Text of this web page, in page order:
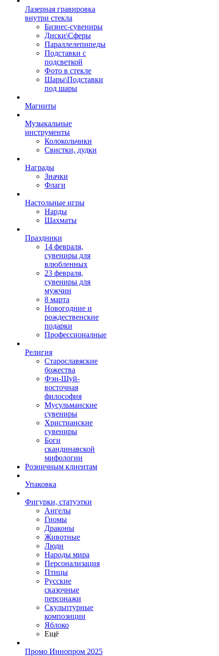
Лазерная гравировка
внутри стекла
Бизнес-сувениры
Диски\Сферы
Параллелепипеды
Подставки с
подсветкой
Фото в стекле
Шары\Подставки
под шары
Магниты
Музыкальные
инструменты
Колокольчики
Свистки, дудки
Награды
Значки
Флаги
Настольные игры
Нарды
Шахматы
Праздники
14 февраля,
сувениры для
влюбленных
23 февраля,
сувениры для
мужчин
8 марта
Новогодние и
рождественские
подарки
Профессионалные
Религия
Старославяские
божества
Фэн-Шуй-
восточная
философия
Мусульманские
сувениры
Христианские
сувениры
Боги
скандинавской
мифологии
Розничным клиентам
Упаковка
Фигурки, статуэтки
Ангелы
Гномы
Драконы
Животные
Люди
Народы мира
Персонализация
Птицы
Русские
сказочные
персонажи
Скульптурные
композиции
Яблоко
Ещё
Промо Иннопром 2025